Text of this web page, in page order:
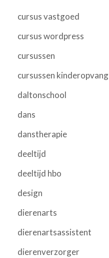
cursus vastgoed
cursus wordpress
cursussen
cursussen kinderopvang
daltonschool
dans
danstherapie
deeltijd
deeltijd hbo
design
dierenarts
dierenartsassistent
dierenverzorger